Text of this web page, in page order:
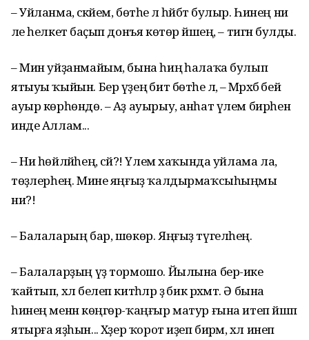
– Уйланма, әсәкәйем, бөтәһе лә һәйбәт булыр. Һинең ни
әле һелкетә баҫып донъя көтөр йәшең, – тигән булды.
– Мин уйҙанмайым, бына һиңә һалаҡа булып
ятыуы ҡыйын. Бер үҙеңә бит бөтәһе лә, – Мәрхәбә әбей
ауыр көрһөндө. – Аҙ ауырыу, анһат үлем бирһен
инде Аллам...
– Ни һөйләйһең, әсәй?! Үлем хаҡында уйлама ла,
төҙәлерһең. Мине яңғыҙ ҡалдырмаҡсыһыңмы
ни?!
– Балаларың бар, шөкөр. Яңғыҙ түгелһең.
– Балаларҙың үҙ тормошо. Йылына бер-ике
ҡайтып, хәл белеп китһәләр ҙә бик рәхмәт. Ә бына
һинең менән көңгөр-ҡаңғыр матур ғына итеп йәшәп
ятырға яҙһын... Хәҙер ҡорот иҙеп бирәм, хәл инеп